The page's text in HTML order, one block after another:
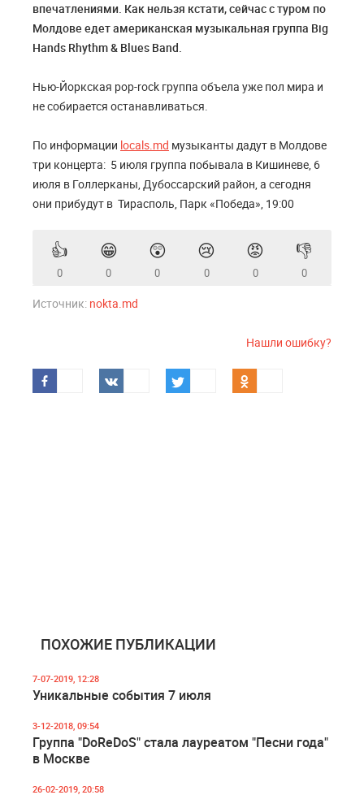
впечатлениями. Как нельзя кстати, сейчас с туром по
Молдове едет американская музыкальная группа Big
Hands Rhythm & Blues Band.
Нью-Йоркская pop-rock группа объела уже пол мира и
не собирается останавливаться.
По информации locals.md музыканты дадут в Молдове
три концерта: 5 июля группа побывала в Кишиневе, 6
июля в Голлерканы, Дубоссарский район, а сегодня
они прибудут в Тирасполь, Парк «Победа», 19:00
👍
0
😁
0
😲
0
😢
0
😡
0
👎
0
Источник: nokta.md
Нашли ошибку?
ПОХОЖИЕ ПУБЛИКАЦИИ
7-07-2019, 12:28
Уникальные события 7 июля
3-12-2018, 09:54
Группа "DoReDoS" стала лауреатом "Песни года"
в Москве
26-02-2019, 20:58